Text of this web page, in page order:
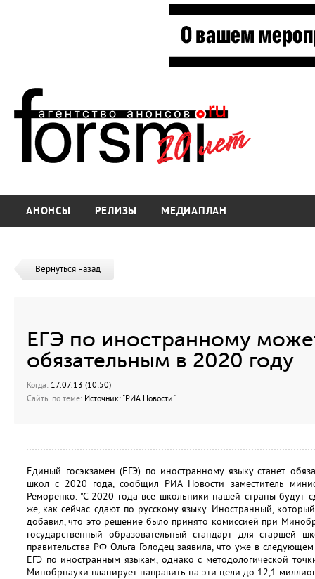
АНОНСЫ РЕЛИЗЫ МЕДИАПЛАН
Вернуться назад
ЕГЭ по иностранному
обязательным в 2020 году
Когда: 17.07.13 (10:50)
Сайты по теме: Источник: "РИА Новости"
Единый госэкзамен (ЕГЭ) по иностранному языку станет
школ с 2020 года, сообщил РИА Новости заместитель
Реморенко. "С 2020 года все школьники нашей страны будут
же, как сейчас сдают по русскому языку. Иностранный,
добавил, что это решение было принято комиссией при
государственный образовательный стандарт для старшей
правительства РФ Ольга Голодец заявила, что уже в
ЕГЭ по иностранным языкам, однако с методологической
Минобрнауки планирует направить на эти цели до 12,1